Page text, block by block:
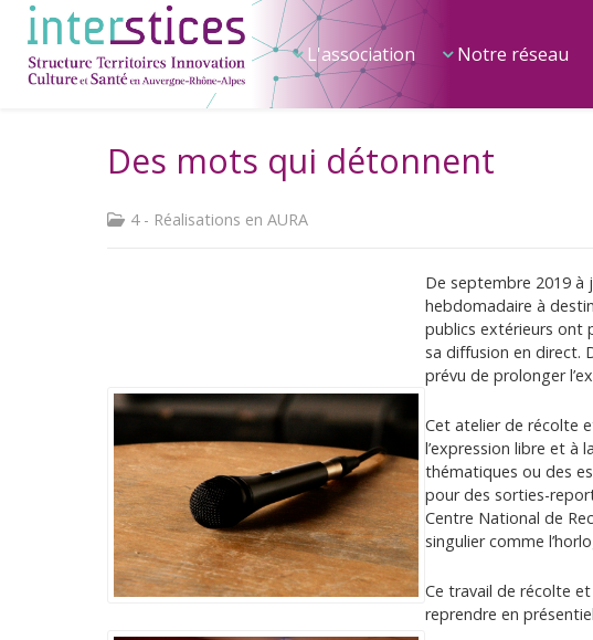
L'association Notre réseau
Des mots qui détonnent
4 - Réalisations en AURA
De septembre 2019 à
hebdomadaire à
publics extérieurs ont
sa diffusion en direct.
prévu de prolonger
Cet atelier de récolte
l’expression libre et à
thématiques ou des
pour des sorties-
Centre National de
singulier comme
Ce travail de récolte
reprendre en